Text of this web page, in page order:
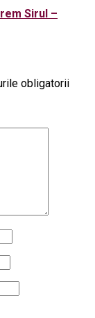
Sirul –
obligatorii